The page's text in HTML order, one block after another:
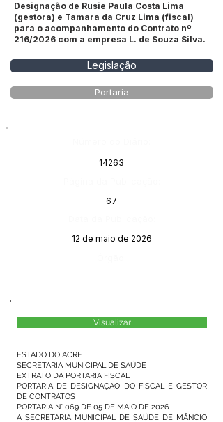
Designação de Rusie Paula Costa Lima
(gestora) e Tamara da Cruz Lima (fiscal)
para o acompanhamento do Contrato nº
216/2026 com a empresa L. de Souza Silva.
Legislação
Portaria
14263
67
12 de maio de 2026
Visualizar
ESTADO DO ACRE
SECRETARIA MUNICIPAL DE SAÚDE
EXTRATO DA PORTARIA FISCAL
PORTARIA DE DESIGNAÇÃO DO FISCAL E GESTOR
DE CONTRATOS
PORTARIA N° 069 DE 05 DE MAIO DE 2026
A SECRETARIA MUNICIPAL DE SAÚDE DE MÂNCIO